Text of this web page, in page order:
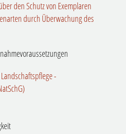
den Schutz von Exemplaren
durch Überwachung des
-